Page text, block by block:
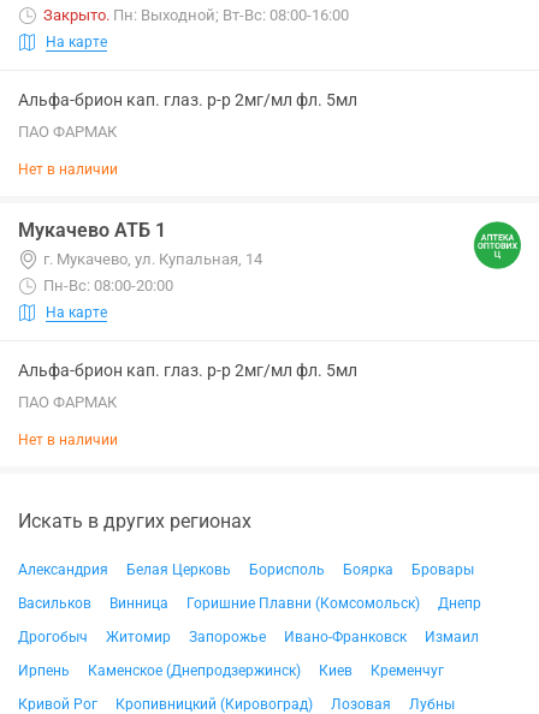
Закрыто. Пн: Выходной; Вт-Вс: 08:00-16:00
На карте
Альфа-брион кап. глаз. р-р 2мг/мл фл. 5мл
ПАО ФАРМАК
Нет в наличии
Мукачево АТБ 1
г. Мукачево, ул. Купальная, 14
Пн-Вс: 08:00-20:00
На карте
Альфа-брион кап. глаз. р-р 2мг/мл фл. 5мл
ПАО ФАРМАК
Нет в наличии
Искать в других регионах
Александрия Белая Церковь Борисполь Боярка
Бровары
Васильков
Винница Горишние Плавни (Комсомольск)
Днепр
Дрогобыч
Житомир Запорожье Ивано-Франковск
Измаил
Ирпень
Каменское (Днепродзержинск) Киев
Кременчуг
Кривой Рог
Кропивницкий (Кировоград) Лозовая
Лубны